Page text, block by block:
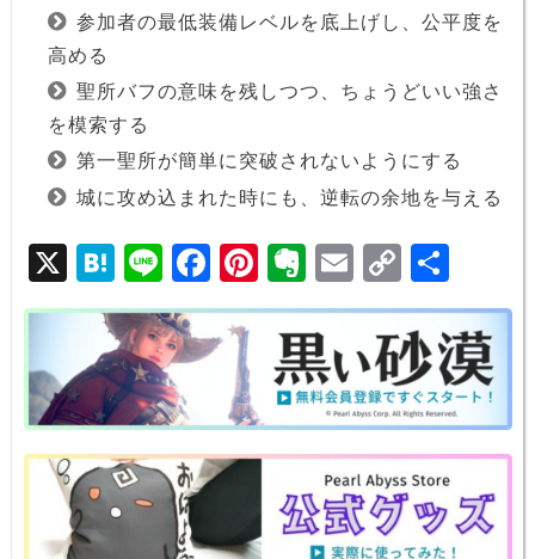
参加者の最低装備レベルを底上げし、公平度を
高める
聖所バフの意味を残しつつ、ちょうどいい強さ
を模索する
第一聖所が簡単に突破されないようにする
城に攻め込まれた時にも、逆転の余地を与える
X H
at
e
n
a
Li
n
e
F
a
c
b
o
o
k
Pi
nt
er
e
st
E
v
er
n
ot
e
E
m
ail
C
o
p
y
Li
n
k
有